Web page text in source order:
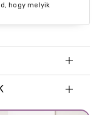
hogy melyik
- Tranquil